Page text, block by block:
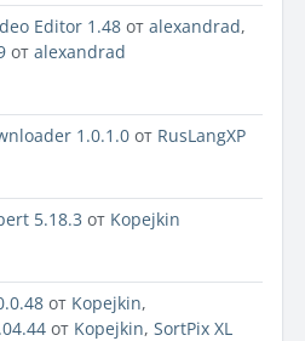
Editor 1.48 от alexandrad,
от alexandrad
1.0.1.0 от RusLangXP
5.18.3 от Kopejkin
от Kopejkin,
от Kopejkin, SortPix XL